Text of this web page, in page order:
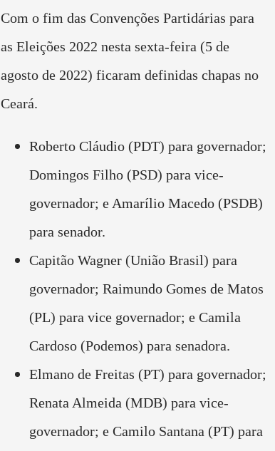
Com o fim das Convenções Partidárias para
as Eleições 2022 nesta sexta-feira (5 de
agosto de 2022) ficaram definidas chapas no
Ceará.
Roberto Cláudio (PDT) para governador;
Domingos Filho (PSD) para vice-
governador; e Amarílio Macedo (PSDB)
para senador.
Capitão Wagner (União Brasil) para
governador; Raimundo Gomes de Matos
(PL) para vice governador; e Camila
Cardoso (Podemos) para senadora.
Elmano de Freitas (PT) para governador;
Renata Almeida (MDB) para vice-
governador; e Camilo Santana (PT) para